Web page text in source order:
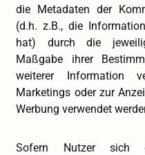
die Metadaten der
(d.h. z.B., die
hat) durch die
Maßgabe ihrer
weiterer Information
Marketings oder zur
Werbung verwendet
Sofern Nutzer sich